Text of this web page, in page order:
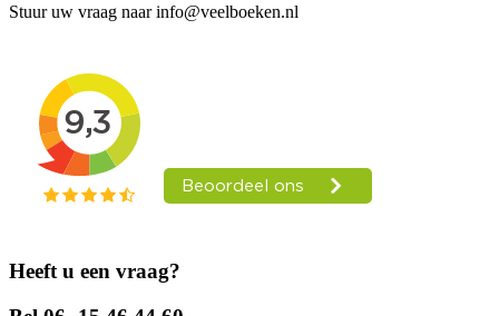
Stuur uw vraag naar info@veelboeken.nl
Heeft u een vraag?